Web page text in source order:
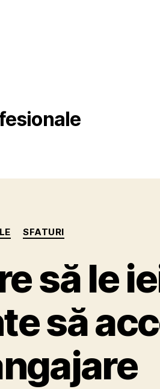
SFATURI
să le
să